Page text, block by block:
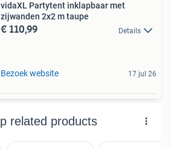
vidaXL Partytent inklapbaar met
zijwanden 2x2 m taupe
€ 110,99 Details
Bezoek website 17 jul 26